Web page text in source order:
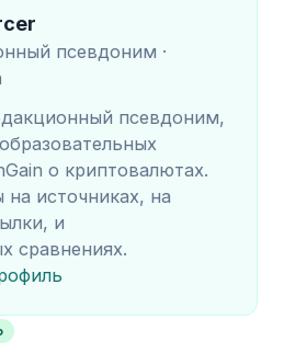
псевдоним ·
псевдоним,
о криптовалютах.
источниках, на
и
сравнениях.